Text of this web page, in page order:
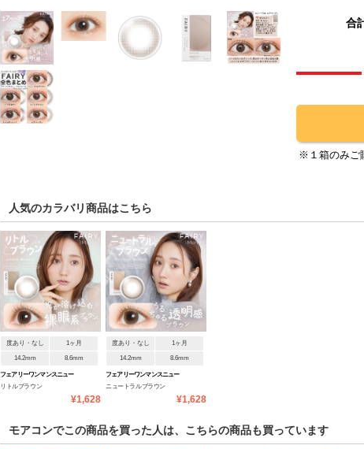
合
※１箱のみご
人気のカラバリ商品はこちら
度あり・なし 1ヶ月
14.2mm 8.6mm
フェアリーワンマンスニュー
リトルブラウン
¥1,628
度あり・なし 1ヶ月
14.2mm 8.6mm
フェアリーワンマンスニュー
ニュートラルブラウン
¥1,628
モアコンでこの商品を買った人は、こちらの商品も買っています